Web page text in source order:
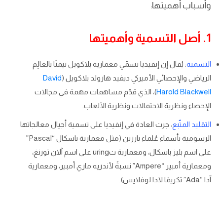
وأسباب أهميتها:
1. أصل التسمية وأهميتها
التسمية: يُقال إن إنفيديا تسمّي معمارية بلاكويل تيمنًا بالعالِم
الرياضي والإحصائي الأميركي ديفيد هارولد بلاكويل (David
Harold Blackwell)، الذي قدّم مساهمات مهمة في مجالات
الإحصاء ونظرية الاحتمالات ونظرية الألعاب.
التقليد المتّبع: جرت العادة في إنفيديا على تسمية أجيال معالجاتها
الرسومية بأسماء عُلماء بارزين (مثل معمارية باسكال “Pascal”
على اسم بليز باسكال، ومعمارية تuring على اسم آلان تورنغ،
ومعمارية أمبير “Ampere” نسبةً لأندريه ماري أمبير، ومعمارية
آدا “Ada” تكريمًا لآدا لوفلايس).